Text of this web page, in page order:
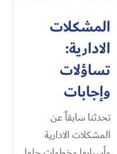
المشكلات
الادارية:
تساؤلات
وإجابات
تحدثنا سابقاً عن
المشكلات الادارية